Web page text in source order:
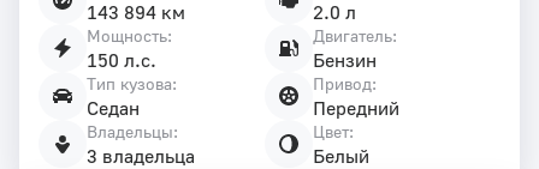
143 894 км 2.0 л
Мощность:
150 л.с.
Двигатель:
Бензин
Тип кузова:
Седан
Привод:
Передний
Владельцы:
3 владельца
Цвет:
Белый